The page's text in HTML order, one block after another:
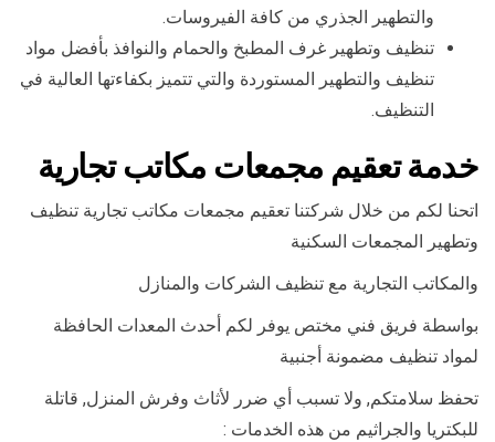
والتطهير الجذري من كافة الفيروسات.
تنظيف وتطهير غرف المطبخ والحمام والنوافذ بأفضل مواد
تنظيف والتطهير المستوردة والتي تتميز بكفاءتها العالية في
التنظيف.
خدمة تعقيم مجمعات مكاتب تجارية
اتحنا لكم من خلال شركتنا تعقيم مجمعات مكاتب تجارية تنظيف
وتطهير المجمعات السكنية
والمكاتب التجارية مع تنظيف الشركات والمنازل
بواسطة فريق فني مختص يوفر لكم أحدث المعدات الحافظة
لمواد تنظيف مضمونة أجنبية
تحفظ سلامتكم, ولا تسبب أي ضرر لأثاث وفرش المنزل, قاتلة
للبكتريا والجراثيم من هذه الخدمات :